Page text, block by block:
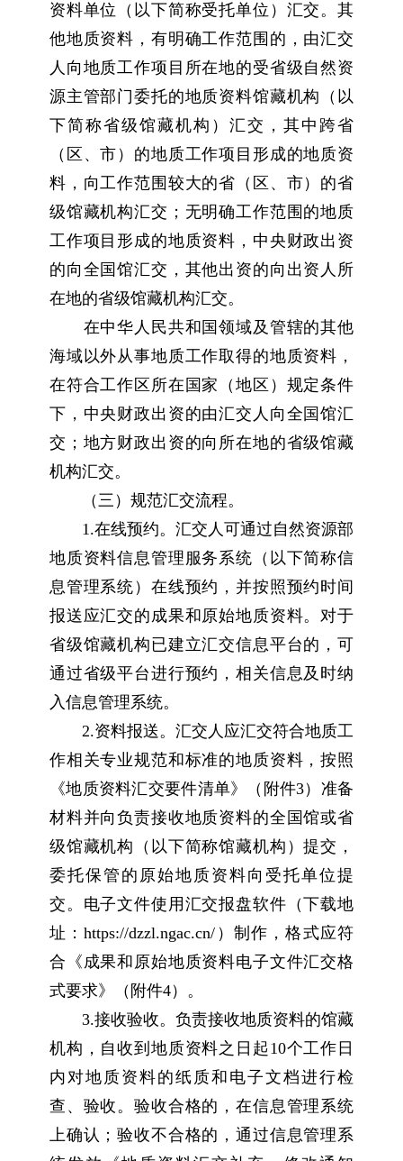
资料单位（以下简称受托单位）汇交。其
他地质资料，有明确工作范围的，由汇交
人向地质工作项目所在地的受省级自然资
源主管部门委托的地质资料馆藏机构（以
下简称省级馆藏机构）汇交，其中跨省
（区、市）的地质工作项目形成的地质资
料，向工作范围较大的省（区、市）的省
级馆藏机构汇交；无明确工作范围的地质
工作项目形成的地质资料，中央财政出资
的向全国馆汇交，其他出资的向出资人所
在地的省级馆藏机构汇交。
在中华人民共和国领域及管辖的其他
海域以外从事地质工作取得的地质资料，
在符合工作区所在国家（地区）规定条件
下，中央财政出资的由汇交人向全国馆汇
交；地方财政出资的向所在地的省级馆藏
机构汇交。
（三）规范汇交流程。
1.在线预约。汇交人可通过自然资源部
地质资料信息管理服务系统（以下简称信
息管理系统）在线预约，并按照预约时间
报送应汇交的成果和原始地质资料。对于
省级馆藏机构已建立汇交信息平台的，可
通过省级平台进行预约，相关信息及时纳
入信息管理系统。
2.资料报送。汇交人应汇交符合地质工
作相关专业规范和标准的地质资料，按照
《地质资料汇交要件清单》（附件3）准备
材料并向负责接收地质资料的全国馆或省
级馆藏机构（以下简称馆藏机构）提交，
委托保管的原始地质资料向受托单位提
交。电子文件使用汇交报盘软件（下载地
址：https://dzzl.ngac.cn/）制作，格式应符
合《成果和原始地质资料电子文件汇交格
式要求》（附件4）。
3.接收验收。负责接收地质资料的馆藏
机构，自收到地质资料之日起10个工作日
内对地质资料的纸质和电子文档进行检
查、验收。验收合格的，在信息管理系统
上确认；验收不合格的，通过信息管理系